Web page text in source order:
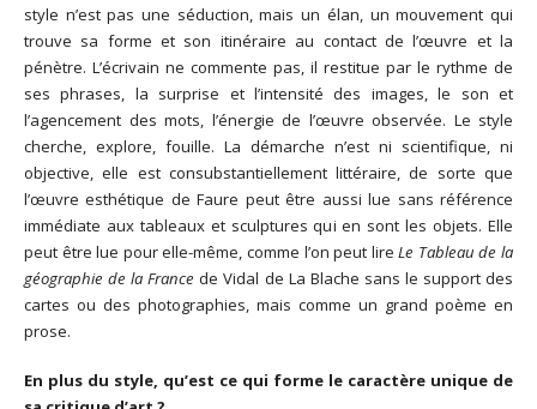
style n’est pas une séduction, mais un élan, un mouvement qui
trouve sa forme et son itinéraire au contact de l’œuvre et la
pénètre. L’écrivain ne commente pas, il restitue par le rythme de
ses phrases, la surprise et l’intensité des images, le son et
l’agencement des mots, l’énergie de l’œuvre observée. Le style
cherche, explore, fouille. La démarche n’est ni scientifique, ni
objective, elle est consubstantiellement littéraire, de sorte que
l’œuvre esthétique de Faure peut être aussi lue sans référence
immédiate aux tableaux et sculptures qui en sont les objets. Elle
peut être lue pour elle-même, comme l’on peut lireLe Tableau de la
géographie de la France de Vidal de La Blache sans le support des
cartes ou des photographies, mais comme un grand poème en
prose.
En plus du style, qu’est ce qui forme le caractère unique de